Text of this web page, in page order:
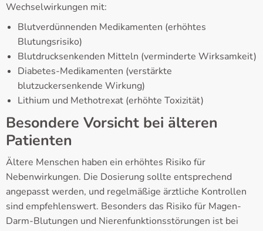
Wechselwirkungen mit:
Blutverdünnenden Medikamenten (erhöhtes
Blutungsrisiko)
Blutdrucksenkenden Mitteln (verminderte Wirksamkeit)
Diabetes-Medikamenten (verstärkte
blutzuckersenkende Wirkung)
Lithium und Methotrexat (erhöhte Toxizität)
Besondere Vorsicht bei älteren
Patienten
Ältere Menschen haben ein erhöhtes Risiko für
Nebenwirkungen. Die Dosierung sollte entsprechend
angepasst werden, und regelmäßige ärztliche Kontrollen
sind empfehlenswert. Besonders das Risiko für Magen-
Darm-Blutungen und Nierenfunktionsstörungen ist bei